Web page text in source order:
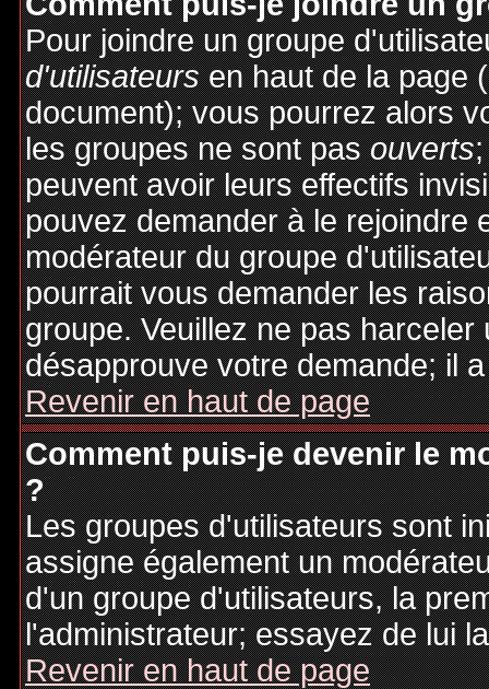
Pour joindre un groupe
d'utilisateursen haut de la page
document); vous pourrez alors
les groupes ne sont pasouverts
peuvent avoir leurs effectifs
pouvez demander à le rejoindre
modérateur du groupe
pourrait vous demander les
groupe. Veuillez ne pas
désapprouve votre demande; il
Revenir en haut de page
Comment puis-je devenir le
?
Les groupes d'utilisateurs sont
assigne également un
d'un groupe d'utilisateurs, la
l'administrateur; essayez de lui
Revenir en haut de page